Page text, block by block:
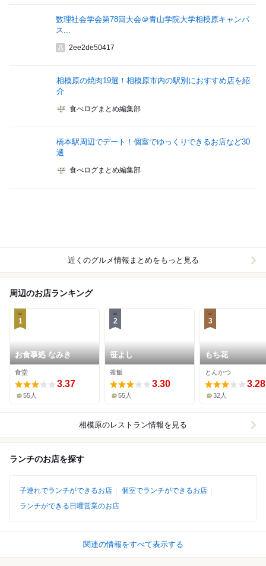
数理社会学会第78回大会＠青山学院大学相模原キャンパ
ス...
2ee2de50417
相模原の焼肉19選！相模原市内の駅別におすすめ店を紹
介
食べログまとめ編集部
橋本駅周辺でデート！個室でゆっくりできるお店など30
選
食べログまとめ編集部
近くのグルメ情報まとめをもっと見る
周辺のお店ランキング
1
お食事処 なみき
食堂
3.37
55人
2
笹よし
釜飯
3.30
55人
3
もち花
とんかつ
3.28
32人
相模原のレストラン情報を見る
ランチのお店を探す
子連れでランチができるお店
個室でランチができるお店
ランチができる日曜営業のお店
関連の情報をすべて表示する